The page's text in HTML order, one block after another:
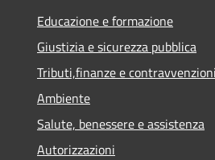
Educazione e formazione
Giustizia e sicurezza pubblica
Tributi,finanze e contravvenzioni
Ambiente
Salute, benessere e assistenza
Autorizzazioni